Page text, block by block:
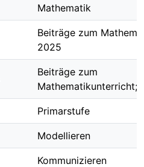
Mathematik
Beiträge zum
2025
Beiträge zum
Mathematikunterricht;
Primarstufe
Modellieren
Kommunizieren